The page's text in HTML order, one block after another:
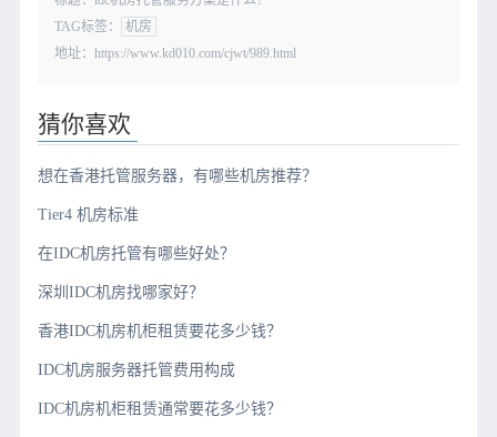
TAG标签：
机房
地址：https://www.kd010.com/cjwt/989.html
猜你喜欢
想在香港托管服务器，有哪些机房推荐？
Tier4 机房标准
在IDC机房托管有哪些好处？
深圳IDC机房找哪家好？
香港IDC机房机柜租赁要花多少钱？
IDC机房服务器托管费用构成
IDC机房机柜租赁通常要花多少钱？